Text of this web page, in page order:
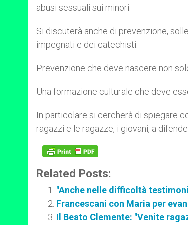
abusi sessuali sui minori.
Si discuterà anche di prevenzione,
impegnati e dei catechisti.
Prevenzione che deve nascere non
Una formazione culturale che deve
In particolare si cercherà di spiegare
ragazzi e le ragazze, i giovani, a
Related Posts:
"Anche nelle difficoltà
Francescani con Maria per
Il Beato Clemente: "Venite